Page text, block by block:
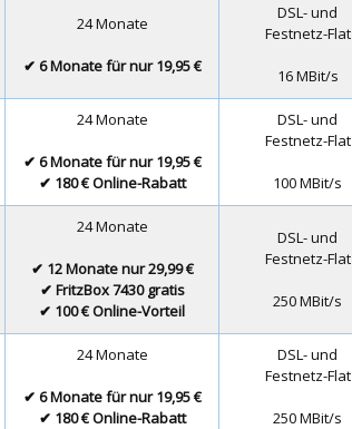
24 Monate
✔ 6 Monate für nur 19,95 €
DSL- und
Festnetz-Flat
16 MBit/s
24 Monate
✔ 6 Monate für nur 19,95 €
✔ 180 € Online-Rabatt
DSL- und
Festnetz-Flat
100 MBit/s
24 Monate
✔ 12 Monate nur 29,99 €
✔ FritzBox 7430 gratis
✔ 100 € Online-Vorteil
DSL- und
Festnetz-Flat
250 MBit/s
24 Monate
✔ 6 Monate für nur 19,95 €
✔ 180 € Online-Rabatt
DSL- und
Festnetz-Flat
250 MBit/s